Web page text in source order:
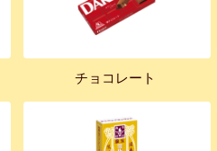
チョコレート